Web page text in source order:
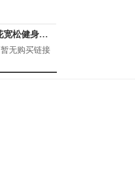
步锐特 字母印花宽松健身速干两件套 男女同款 BR8685553
暂无购买链接